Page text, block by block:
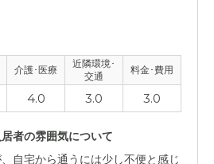
介護･医療
近隣環境･
交通
料金･費用
4.0 3.0 3.0
者の雰囲気について
自宅から通うには少し不便と感じ